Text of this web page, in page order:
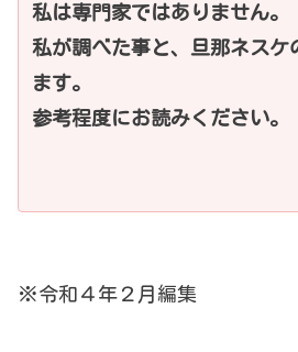
私は専門家ではありません。
私が調べた事と、旦那ネスケ
ます。
参考程度にお読みください。
※令和４年２月編集